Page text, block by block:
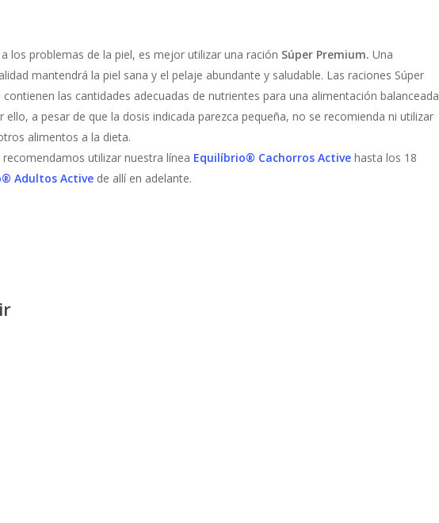
los problemas de la piel, es mejor utilizar una ración Súper Premium. Una
mantendrá la piel sana y el pelaje abundante y saludable. Las raciones Súper
contienen las cantidades adecuadas de nutrientes para una alimentación balanceada
ello, a pesar de que la dosis indicada parezca pequeña, no se recomienda ni utilizar
alimentos a la dieta.
utilizar nuestra línea Equilíbrio® Cachorros Active hasta los 18
Adultos Active de allí en adelante.